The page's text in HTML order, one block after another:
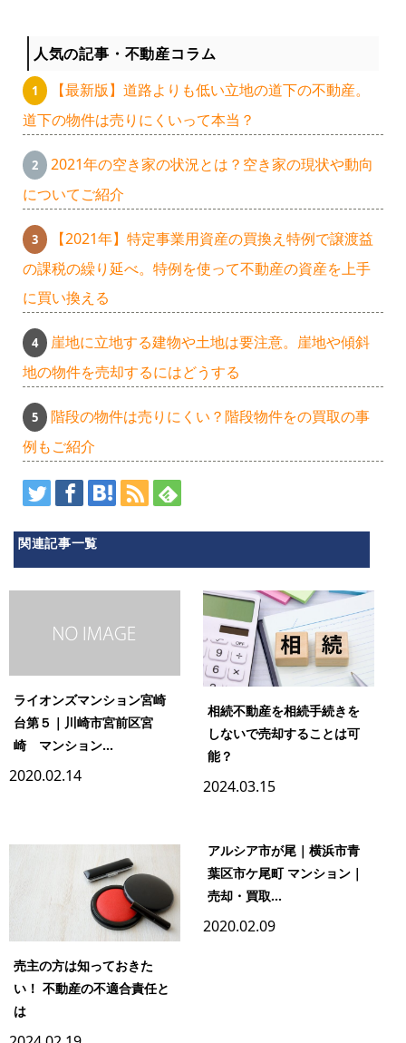
人気の記事・不動産コラム
【最新版】道路よりも低い立地の道下の不動産。
道下の物件は売りにくいって本当？
2021年の空き家の状況とは？空き家の現状や動向
についてご紹介
【2021年】特定事業用資産の買換え特例で譲渡益
の課税の繰り延べ。特例を使って不動産の資産を上手
に買い換える
崖地に立地する建物や土地は要注意。崖地や傾斜
地の物件を売却するにはどうする
階段の物件は売りにくい？階段物件をの買取の事
例もご紹介
関連記事一覧
ライオンズマンション宮崎
台第５｜川崎市宮前区宮
崎 マンション...
2020.02.14
相続不動産を相続手続きを
しないで売却することは可
能？
2024.03.15
売主の方は知っておきた
い！ 不動産の不適合責任と
は
アルシア市が尾｜横浜市青
葉区市ケ尾町 マンション｜
売却・買取...
2020.02.09